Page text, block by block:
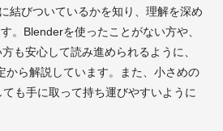
結びついているかを知り、理解を深め
。Blenderを使ったことがない方や、
も安心して読み進められるように、
から解説しています。また、小さめの
も手に取って持ち運びやすいように